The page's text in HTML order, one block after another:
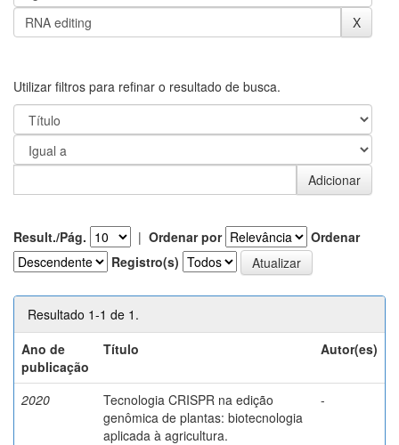
Utilizar filtros para refinar o resultado de busca.
Result./Pág. | Ordenar por
Ordenar
Registro(s)
Resultado 1-1 de 1.
Ano de
publicação
Título Autor(es)
2020
Tecnologia CRISPR na edição
genômica de plantas: biotecnologia
aplicada à agricultura.
-